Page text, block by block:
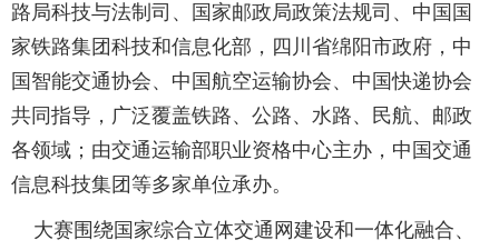
路局科技与法制司、国家邮政局政策法规司、中国国
家铁路集团科技和信息化部，四川省绵阳市政府，中
国智能交通协会、中国航空运输协会、中国快递协会
共同指导，广泛覆盖铁路、公路、水路、民航、邮政
各领域；由交通运输部职业资格中心主办，中国交通
信息科技集团等多家单位承办。
大赛围绕国家综合立体交通网建设和一体化融合、